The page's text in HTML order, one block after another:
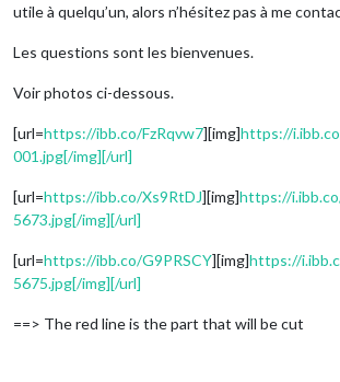
utile à quelqu’un, alors n’hésitez pas à me
Les questions sont les bienvenues.
Voir photos ci-dessous.
[url=https://ibb.co/FzRqvw7][img]https://
001.jpg[/img][/url]
[url=https://ibb.co/Xs9RtDJ][img]https://
5673.jpg[/img][/url]
[url=https://ibb.co/G9PRSCY][img]https://
5675.jpg[/img][/url]
==> The red line is the part that will be cut